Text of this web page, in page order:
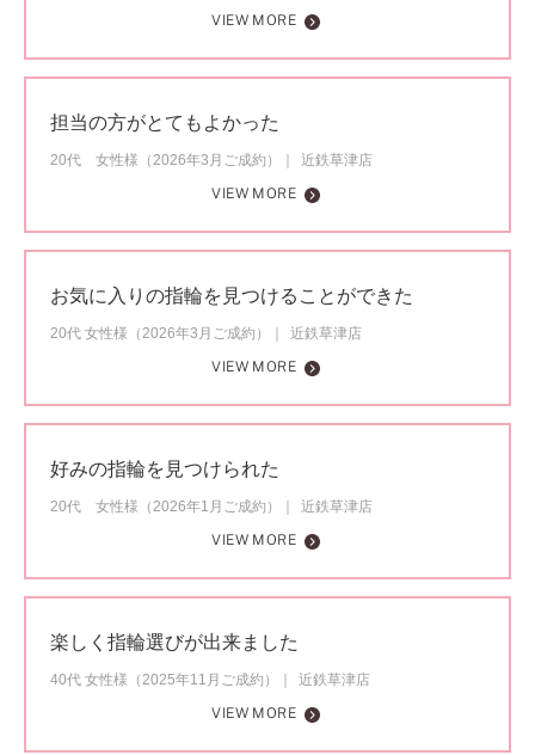
VIEW MORE
担当の方がとてもよかった
20代 女性様（2026年3月ご成約）
近鉄草津店
VIEW MORE
お気に入りの指輪を見つけることができた
20代 女性様（2026年3月ご成約）
近鉄草津店
VIEW MORE
好みの指輪を見つけられた
20代 女性様（2026年1月ご成約）
近鉄草津店
VIEW MORE
楽しく指輪選びが出来ました
40代 女性様（2025年11月ご成約）
近鉄草津店
VIEW MORE